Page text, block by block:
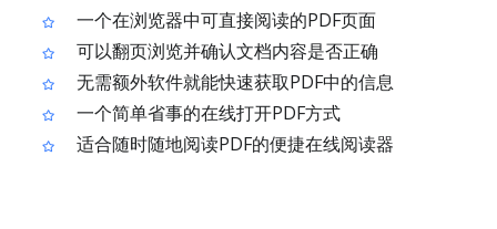
一个在浏览器中可直接阅读的PDF页面
可以翻页浏览并确认文档内容是否正确
无需额外软件就能快速获取PDF中的信息
一个简单省事的在线打开PDF方式
适合随时随地阅读PDF的便捷在线阅读器